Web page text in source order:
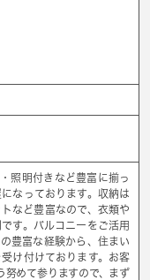
照明付きなど豊富に揃っ
なっております。収納は
など豊富なので、衣類や
す。バルコニーをご活用
豊富な経験から、住まい
け付けております。お客
努めて参りますので、まず